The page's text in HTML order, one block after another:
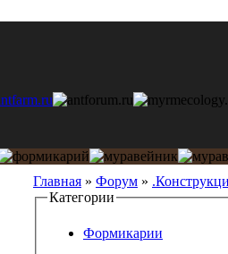
Главная » Форум »
Категории
Формикарии